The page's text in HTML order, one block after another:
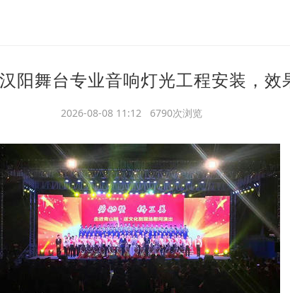
阳舞台专业音响灯光工程安装，效
2026-08-08 11:12 6790次浏览